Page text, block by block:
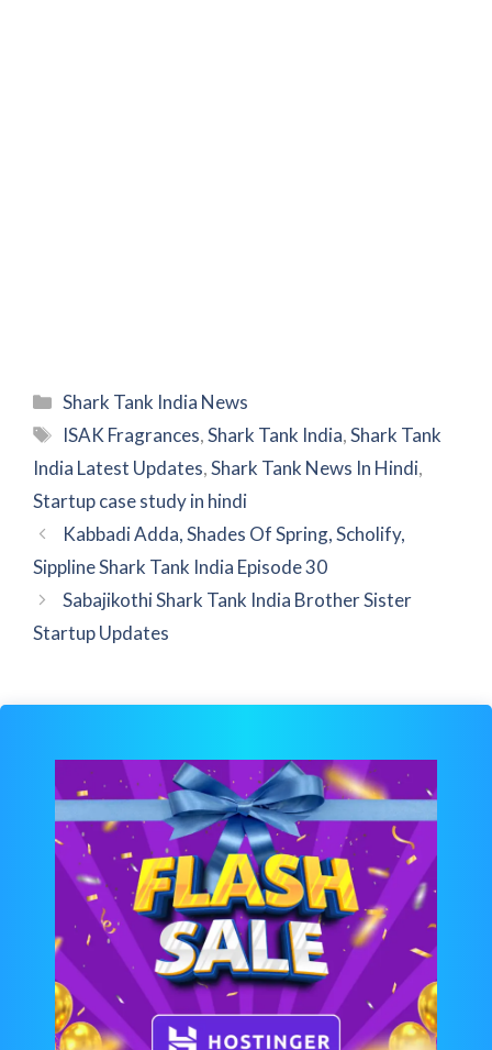
Categories
Shark Tank India News
Tags
ISAK Fragrances,Shark Tank India,Shark Tank
India Latest Updates,Shark Tank News In Hindi,
Startup case study in hindi
Kabbadi Adda, Shades Of Spring, Scholify,
Sippline Shark Tank India Episode 30
Sabajikothi Shark Tank India Brother Sister
Startup Updates